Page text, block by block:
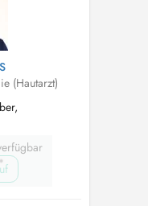
(Hautarzt)